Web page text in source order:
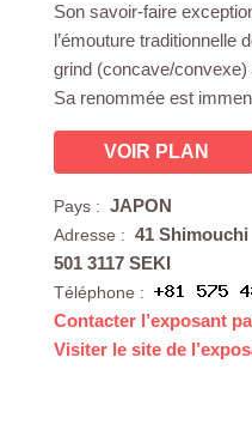
Son savoir-faire
l’émouture traditionnelle
grind (concave/
Sa renommée est
VOIR PLAN
Pays : JAPON
Adresse : 41 Shimouchi
501 3117 SEKI
Téléphone :
Contacter l’exposant
Visiter le site de